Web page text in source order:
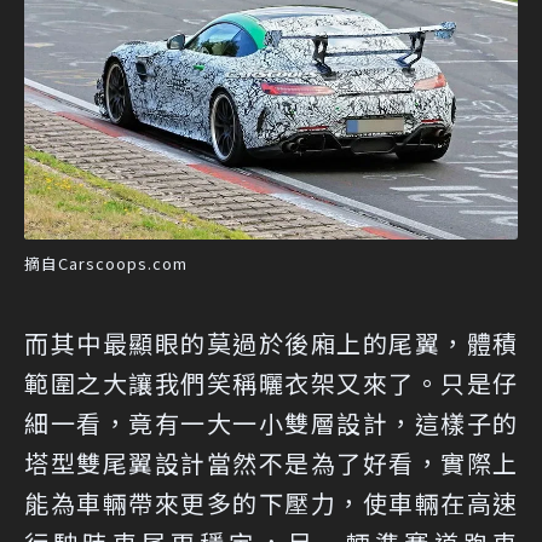
摘自Carscoops.com
而其中最顯眼的莫過於後廂上的尾翼，體積
範圍之大讓我們笑稱曬衣架又來了。只是仔
細一看，竟有一大一小雙層設計，這樣子的
塔型雙尾翼設計當然不是為了好看，實際上
能為車輛帶來更多的下壓力，使車輛在高速